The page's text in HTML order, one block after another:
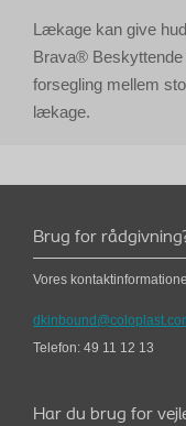
Lækage kan give
Brava®
forsegling mellem
lækage.
Brug for
Vores
Telefon: 49 11 12 13
Har du brug for